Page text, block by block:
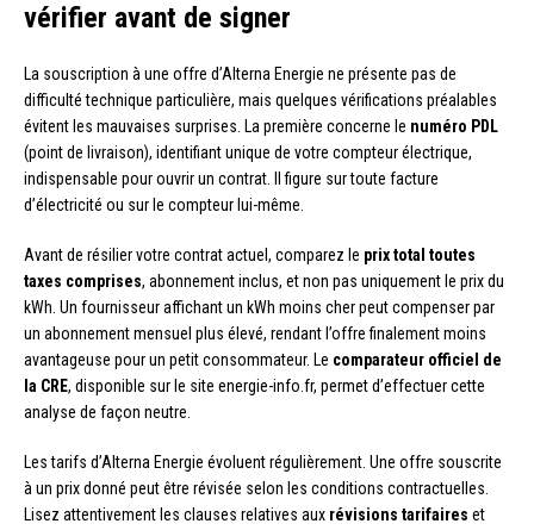
vérifier avant de signer
La souscription à une offre d’Alterna Energie ne présente pas de
difficulté technique particulière, mais quelques vérifications préalables
évitent les mauvaises surprises. La première concerne le numéro PDL
(point de livraison), identifiant unique de votre compteur électrique,
indispensable pour ouvrir un contrat. Il figure sur toute facture
d’électricité ou sur le compteur lui-même.
Avant de résilier votre contrat actuel, comparez le prix total toutes
taxes comprises, abonnement inclus, et non pas uniquement le prix du
kWh. Un fournisseur affichant un kWh moins cher peut compenser par
un abonnement mensuel plus élevé, rendant l’offre finalement moins
avantageuse pour un petit consommateur. Le comparateur officiel de
la CRE, disponible sur le site energie-info.fr, permet d’effectuer cette
analyse de façon neutre.
Les tarifs d’Alterna Energie évoluent régulièrement. Une offre souscrite
à un prix donné peut être révisée selon les conditions contractuelles.
Lisez attentivement les clauses relatives aux révisions tarifaires et